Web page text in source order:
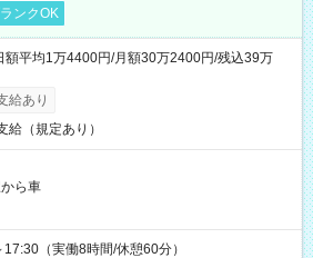
ンクOK
平均1万4400円/月額30万2400円/残込39万
給あり
給（規定あり）
ら車
17:30（実働8時間/休憩60分）